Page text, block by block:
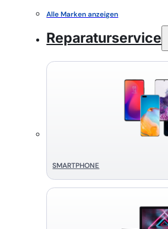
Alle Marken anzeigen
Reparaturservice
SMART­PHONE